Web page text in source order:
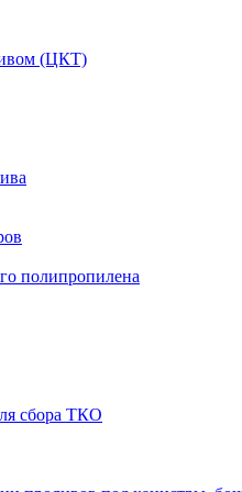
(ЦКТ)
полипропилена
сбора ТКО